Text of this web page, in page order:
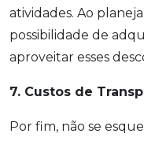
atividades. Ao
possibilidade de
aproveitar esses
7. Custos de
Por fim, não se